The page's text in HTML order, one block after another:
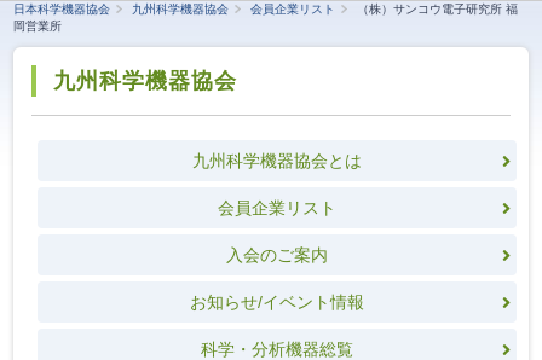
日本科学機器協会 九州科学機器協会 会員企業リスト
（株）サンコウ電子研究所 福
岡営業所
九州科学機器協会
九州科学機器協会とは
会員企業リスト
入会のご案内
お知らせ/イベント情報
科学・分析機器総覧